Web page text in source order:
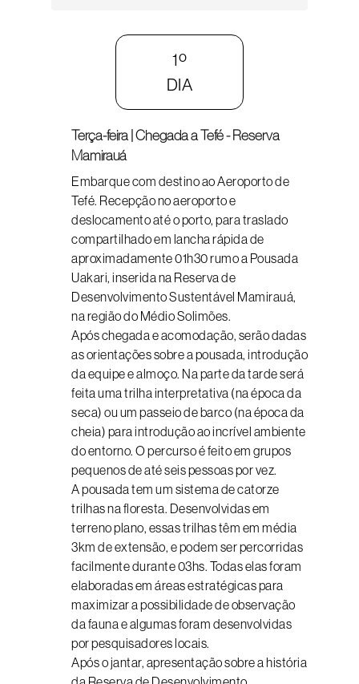
1º
DIA
Terça-feira | Chegada a Tefé - Reserva
Mamirauá
Embarque com destino ao Aeroporto de
Tefé. Recepção no aeroporto e
deslocamento até o porto, para traslado
compartilhado em lancha rápida de
aproximadamente 01h30 rumo a Pousada
Uakari, inserida na Reserva de
Desenvolvimento Sustentável Mamirauá,
na região do Médio Solimões.
Após chegada e acomodação, serão dadas
as orientações sobre a pousada, introdução
da equipe e almoço. Na parte da tarde será
feita uma trilha interpretativa (na época da
seca) ou um passeio de barco (na época da
cheia) para introdução ao incrível ambiente
do entorno. O percurso é feito em grupos
pequenos de até seis pessoas por vez.
A pousada tem um sistema de catorze
trilhas na floresta. Desenvolvidas em
terreno plano, essas trilhas têm em média
3km de extensão, e podem ser percorridas
facilmente durante 03hs. Todas elas foram
elaboradas em áreas estratégicas para
maximizar a possibilidade de observação
da fauna e algumas foram desenvolvidas
por pesquisadores locais.
Após o jantar, apresentação sobre a história